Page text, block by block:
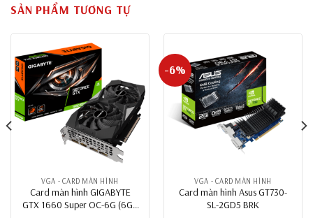
SẢN PHẨM TƯƠNG TỰ
VGA - CARD MÀN HÌNH
Card màn hình GIGABYTE
GTX 1660 Super OC-6G (6GB
-6%
VGA - CARD MÀN HÌNH
Card màn hình Asus GT730-
SL-2GD5 BRK